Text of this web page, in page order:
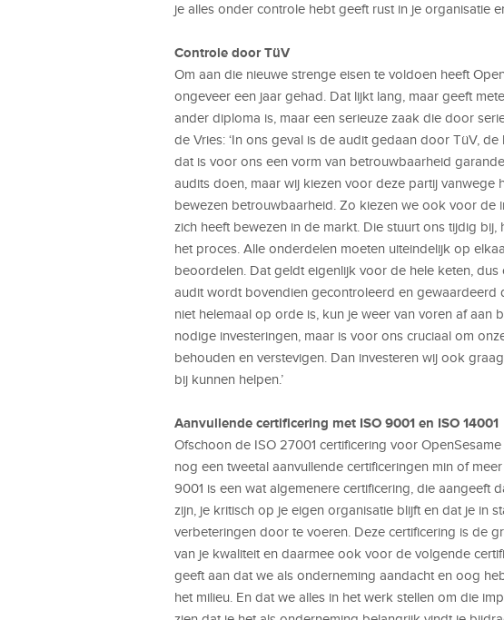
je alles onder controle hebt geeft rust in je organisatie
Controle door TüV
Om aan die nieuwe strenge eisen te voldoen heeft
ongeveer een jaar gehad. Dat lijkt lang, maar geeft
ander diploma is, maar een serieuze zaak die door
de Vries: ‘In ons geval is de audit gedaan door TüV,
dat is voor ons een vorm van betrouwbaarheid
audits doen, maar wij kiezen voor deze partij vanwege
bewezen betrouwbaarheid. Zo kiezen we ook voor de
zich heeft bewezen in de markt. Die stuurt ons tijdig
het proces. Alle onderdelen moeten uiteindelijk op
beoordelen. Dat geldt eigenlijk voor de hele keten, dus
audit wordt bovendien gecontroleerd en gewaardeerd
niet helemaal op orde is, kun je weer van voren af aan
nodige investeringen, maar is voor ons cruciaal om
behouden en verstevigen. Dan investeren wij ook
bij kunnen helpen.’
Aanvullende certificering met ISO 9001 en ISO 14001
Ofschoon de ISO 27001 certificering voor
nog een tweetal aanvullende certificeringen min of
9001 is een wat algemenere certificering, die aangeeft
zijn, je kritisch op je eigen organisatie blijft en dat je in
verbeteringen door te voeren. Deze certificering is de
van je kwaliteit en daarmee ook voor de volgende
geeft aan dat we als onderneming aandacht en oog
het milieu. En dat we alles in het werk stellen om die